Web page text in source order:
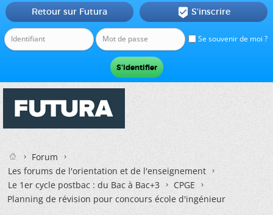
Se souvenir de moi ?
Retour sur Futura  S'inscrire
Forum
Les forums de l'orientation et de l'enseignement
Le 1er cycle postbac : du Bac à Bac+3
CPGE
Planning de révision pour concours école d'ingénieur